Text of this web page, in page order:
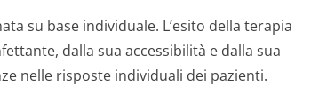
su base individuale. L’esito della terapia
dalla sua accessibilità e dalla sua
nelle risposte individuali dei pazienti.